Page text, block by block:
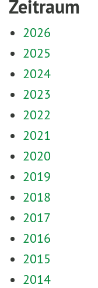
Zeitraum
2026
2025
2024
2023
2022
2021
2020
2019
2018
2017
2016
2015
2014